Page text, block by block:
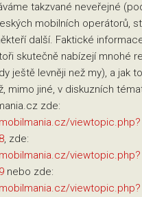
takzvané neveřejné
mobilních operátorů,
další. Faktické
skutečně nabízejí mnohé
ještě levněji než my), a jak
mimo jiné, v diskuzních
zde:
viewtopic.php?
, zde:
viewtopic.php?
nebo zde:
viewtopic.php?